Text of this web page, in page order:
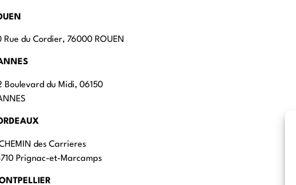
Rue du Cordier, 76000 ROUEN
Boulevard du Midi, 06150
des Carrieres
Prignac-et-Marcamps